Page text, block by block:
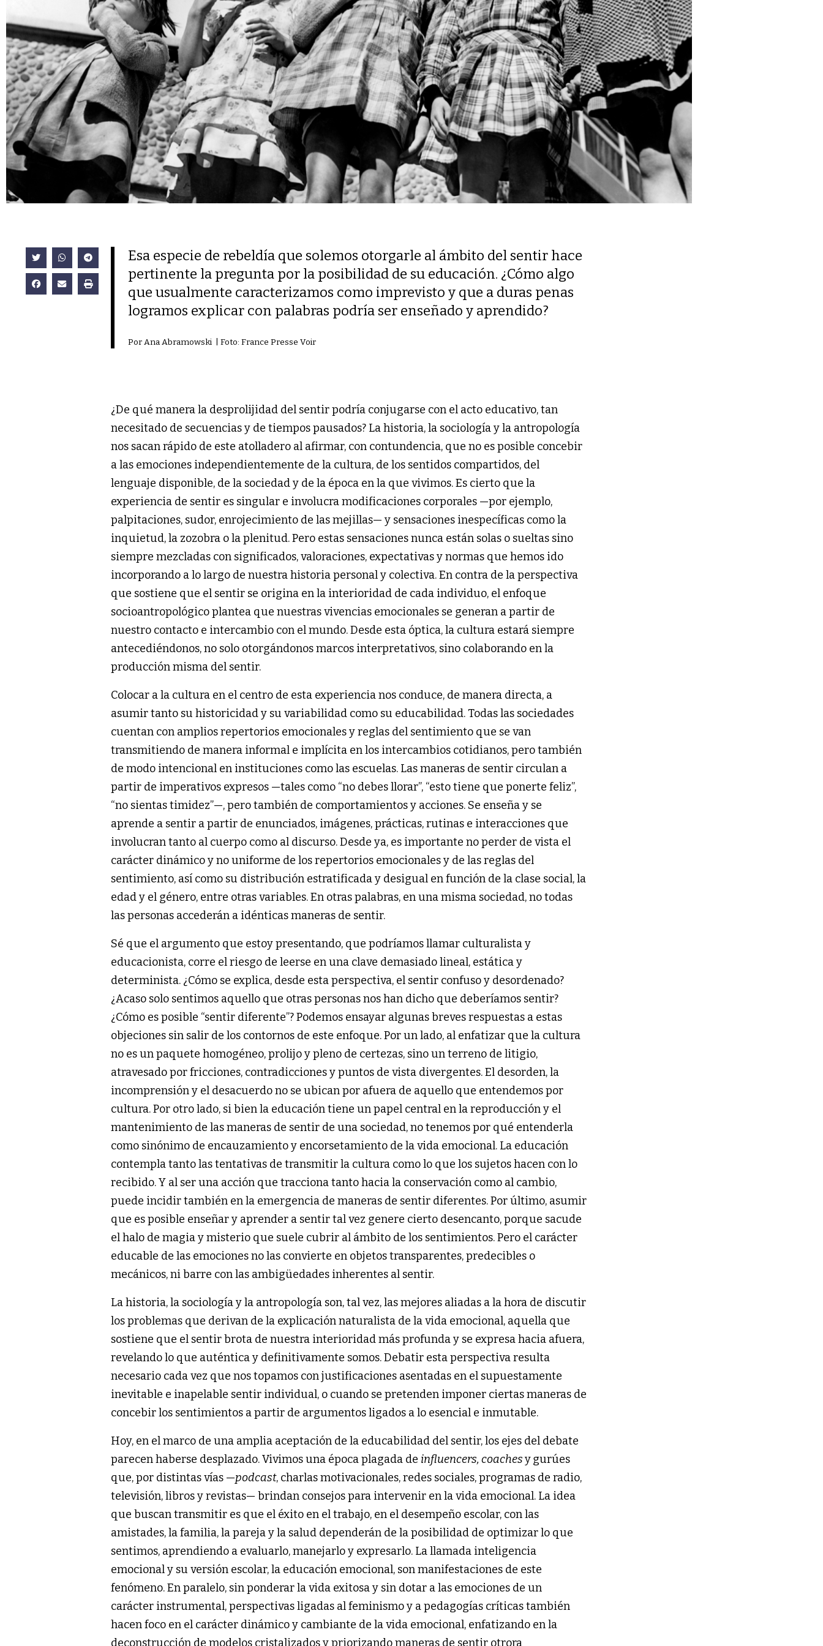
Esa especie de rebeldía que solemos otorgarle al ámbito del sentir hace
pertinente la pregunta por la posibilidad de su educación. ¿Cómo algo
que usualmente caracterizamos como imprevisto y que a duras penas
logramos explicar con palabras podría ser enseñado y aprendido?
Por Ana Abramowski | Foto: France Presse Voir
¿De qué manera la desprolijidad del sentir podría conjugarse con el acto educativo, tan
necesitado de secuencias y de tiempos pausados? La historia, la sociología y la antropología
nos sacan rápido de este atolladero al afirmar, con contundencia, que no es posible concebir
a las emociones independientemente de la cultura, de los sentidos compartidos, del
lenguaje disponible, de la sociedad y de la época en la que vivimos. Es cierto que la
experiencia de sentir es singular e involucra modificaciones corporales —por ejemplo,
palpitaciones, sudor, enrojecimiento de las mejillas— y sensaciones inespecíficas como la
inquietud, la zozobra o la plenitud. Pero estas sensaciones nunca están solas o sueltas sino
siempre mezcladas con significados, valoraciones, expectativas y normas que hemos ido
incorporando a lo largo de nuestra historia personal y colectiva. En contra de la perspectiva
que sostiene que el sentir se origina en la interioridad de cada individuo, el enfoque
socioantropológico plantea que nuestras vivencias emocionales se generan a partir de
nuestro contacto e intercambio con el mundo. Desde esta óptica, la cultura estará siempre
antecediéndonos, no solo otorgándonos marcos interpretativos, sino colaborando en la
producción misma del sentir.
Colocar a la cultura en el centro de esta experiencia nos conduce, de manera directa, a
asumir tanto su historicidad y su variabilidad como su educabilidad. Todas las sociedades
cuentan con amplios repertorios emocionales y reglas del sentimiento que se van
transmitiendo de manera informal e implícita en los intercambios cotidianos, pero también
de modo intencional en instituciones como las escuelas. Las maneras de sentir circulan a
partir de imperativos expresos —tales como “no debes llorar”, “esto tiene que ponerte feliz”,
“no sientas timidez”—, pero también de comportamientos y acciones. Se enseña y se
aprende a sentir a partir de enunciados, imágenes, prácticas, rutinas e interacciones que
involucran tanto al cuerpo como al discurso. Desde ya, es importante no perder de vista el
carácter dinámico y no uniforme de los repertorios emocionales y de las reglas del
sentimiento, así como su distribución estratificada y desigual en función de la clase social, la
edad y el género, entre otras variables. En otras palabras, en una misma sociedad, no todas
las personas accederán a idénticas maneras de sentir.
Sé que el argumento que estoy presentando, que podríamos llamar culturalista y
educacionista, corre el riesgo de leerse en una clave demasiado lineal, estática y
determinista. ¿Cómo se explica, desde esta perspectiva, el sentir confuso y desordenado?
¿Acaso solo sentimos aquello que otras personas nos han dicho que deberíamos sentir?
¿Cómo es posible “sentir diferente”? Podemos ensayar algunas breves respuestas a estas
objeciones sin salir de los contornos de este enfoque. Por un lado, al enfatizar que la cultura
no es un paquete homogéneo, prolijo y pleno de certezas, sino un terreno de litigio,
atravesado por fricciones, contradicciones y puntos de vista divergentes. El desorden, la
incomprensión y el desacuerdo no se ubican por afuera de aquello que entendemos por
cultura. Por otro lado, si bien la educación tiene un papel central en la reproducción y el
mantenimiento de las maneras de sentir de una sociedad, no tenemos por qué entenderla
como sinónimo de encauzamiento y encorsetamiento de la vida emocional. La educación
contempla tanto las tentativas de transmitir la cultura como lo que los sujetos hacen con lo
recibido. Y al ser una acción que tracciona tanto hacia la conservación como al cambio,
puede incidir también en la emergencia de maneras de sentir diferentes. Por último, asumir
que es posible enseñar y aprender a sentir tal vez genere cierto desencanto, porque sacude
el halo de magia y misterio que suele cubrir al ámbito de los sentimientos. Pero el carácter
educable de las emociones no las convierte en objetos transparentes, predecibles o
mecánicos, ni barre con las ambigüedades inherentes al sentir.
La historia, la sociología y la antropología son, tal vez, las mejores aliadas a la hora de discutir
los problemas que derivan de la explicación naturalista de la vida emocional, aquella que
sostiene que el sentir brota de nuestra interioridad más profunda y se expresa hacia afuera,
revelando lo que auténtica y definitivamente somos. Debatir esta perspectiva resulta
necesario cada vez que nos topamos con justificaciones asentadas en el supuestamente
inevitable e inapelable sentir individual, o cuando se pretenden imponer ciertas maneras de
concebir los sentimientos a partir de argumentos ligados a lo esencial e inmutable.
Hoy, en el marco de una amplia aceptación de la educabilidad del sentir, los ejes del debate
parecen haberse desplazado. Vivimos una época plagada de influencers, coachesygurúes
que, por distintas vías —podcast, charlas motivacionales, redes sociales, programas de radio,
televisión, libros y revistas— brindan consejos para intervenir en la vida emocional. La idea
que buscan transmitir es que el éxito en el trabajo, en el desempeño escolar, con las
amistades, la familia, la pareja y la salud dependerán de la posibilidad de optimizar lo que
sentimos, aprendiendo a evaluarlo, manejarlo y expresarlo. La llamada inteligencia
emocional y su versión escolar, la educación emocional, son manifestaciones de este
fenómeno. En paralelo, sin ponderar la vida exitosa y sin dotar a las emociones de un
carácter instrumental, perspectivas ligadas al feminismo y a pedagogías críticas también
hacen foco en el carácter dinámico y cambiante de la vida emocional, enfatizando en la
deconstrucción de modelos cristalizados y priorizando maneras de sentir otrora